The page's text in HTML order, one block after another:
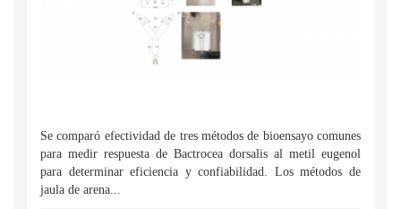
Se comparó efectividad de tres métodos de bioensayo comunes
para medir respuesta de Bactrocea dorsalis al metil eugenol
para determinar eficiencia y confiabilidad. Los métodos de
jaula de arena...